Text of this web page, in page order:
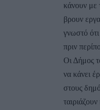
κάνουν με
βρουν
γνωστό
πριν
Οι Δήμος
να κάνει
στους